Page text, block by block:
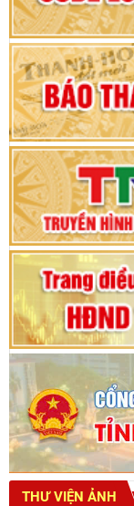
hội
Bế
tỉnh
THƯ VIỆN ẢNH